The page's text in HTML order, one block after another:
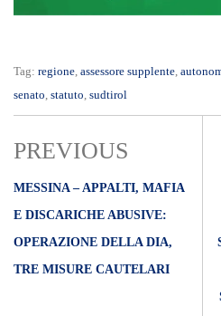
Tag: regione, assessore supplente,
senato, statuto, sudtirol
PREVIOUS
MESSINA – APPALTI, MAFIA
E DISCARICHE ABUSIVE:
OPERAZIONE DELLA DIA,
TRE MISURE CAUTELARI